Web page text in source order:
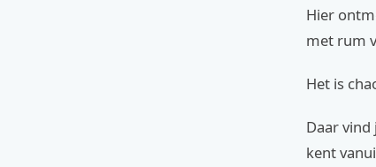
Hier
met rum
Het is
Daar vind
kent